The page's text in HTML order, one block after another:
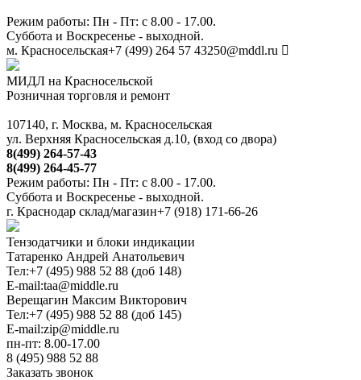
Режим работы: Пн - Пт: с 8.00 - 17.00.
Суббота и Воскресенье - выходной.
м. Красносельская+7 (499) 264 57 43250@mddl.ru
МИДЛ на Красносельской
Розничная торговля и ремонт
107140, г. Москва, м. Красносельская
ул. Верхняя Красносельская д.10, (вход со двора)
8(499) 264-57-43
8(499) 264-45-77
Режим работы: Пн - Пт: с 8.00 - 17.00.
Суббота и Воскресенье - выходной.
г. Краснодар склад/магазин+7 (918) 171-66-26
Тензодатчики и блоки индикации
Татаренко Андрей Анатольевич
Тел:+7 (495) 988 52 88 (доб 148)
E-mail:taa@middle.ru
Верещагин Максим Викторович
Тел:+7 (495) 988 52 88 (доб 145)
E-mail:zip@middle.ru
пн-пт: 8.00-17.00
8 (495) 988 52 88
Заказать звонок